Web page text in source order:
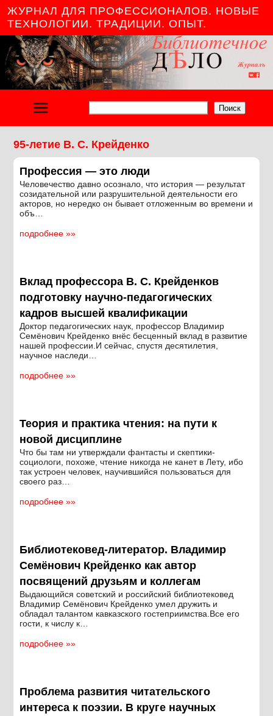
ЖУРНАЛ ДЛЯ ПРОФЕССИОНАЛОВ. НОВЫЕ
ТЕХНОЛОГИИ. ТРАДИЦИИ. ОПЫТ.
Поиск
95-летие В. С. Крейденко
Профессия — это люди
Человечество давно осознало, что история — результат
созидательной или разрушительной деятельности его
акторов, но нередко он бывает отложенным во времени и
объ…
подробнее »»
Вклад профессора В. С. Крейденков
подготовку научно-педагогических
кадров высшей квалификации
Доктор педагогических наук, профессор Владимир
Семёнович Крейденко внёс бесценный вклад в развитие
нашей профессии.И сейчас, спустя десятилетия,
научное наследи…
подробнее »»
Теория и практика чтения: на пути к
новой дисциплине
Что бы там ни утверждали фантасты и скептики-
социологи, похоже, чтение никогда не канет в Лету, ибо
так устроен человек, научившийся пользоваться для
своего раз…
подробнее »»
Библиотековед-литератор. Владимир
Семёнович Крейденко как автор
посвящений друзьям и коллегам
Выдающийся советский и российский библиотековед
Владимир Семёнович Крейденко умел дружить и
обладал талантом кавказского гостеприимства.Все его
гости, к числу к…
подробнее »»
Проблема развития читательского
интереса к поэзии. В круге научных